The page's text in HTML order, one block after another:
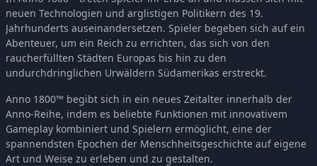
neuen Technologien und arglistigen Politikern des 19.
Jahrhunderts auseinandersetzen. Spieler begeben sich auf ein
Abenteuer, um ein Reich zu errichten, das sich von den
raucherfüllten Städten Europas bis hin zu den
undurchdringlichen Urwäldern Südamerikas erstreckt.
Anno 1800™ begibt sich in ein neues Zeitalter innerhalb der
Anno-Reihe, indem es beliebte Funktionen mit innovativem
Gameplay kombiniert und Spielern ermöglicht, eine der
spannendsten Epochen der Menschheitsgeschichte auf eigene
Art und Weise zu erleben und zu gestalten.